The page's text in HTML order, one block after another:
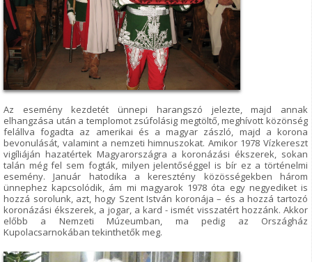
Az esemény kezdetét ünnepi harangszó jelezte, majd annak
elhangzása után a templomot zsúfolásig megtöltő, meghívott közönség
felállva fogadta az amerikai és a magyar zászló, majd a korona
bevonulását, valamint a nemzeti himnuszokat. Amikor 1978 Vízkereszt
vigíliáján hazatértek Magyarországra a koronázási ékszerek, sokan
talán még fel sem fogták, milyen jelentőséggel is bír ez a történelmi
esemény. Január hatodika a keresztény közösségekben három
ünnephez kapcsolódik, ám mi magyarok 1978 óta egy negyediket is
hozzá sorolunk, azt, hogy Szent István koronája – és a hozzá tartozó
koronázási ékszerek, a jogar, a kard - ismét visszatért hozzánk. Akkor
előbb a Nemzeti Múzeumban, ma pedig az Országház
Kupolacsarnokában tekinthetők meg.